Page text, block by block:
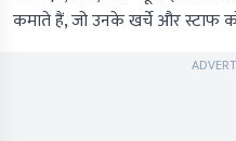
कमाते हैं, जो उनके खर्चे और स्टाफ